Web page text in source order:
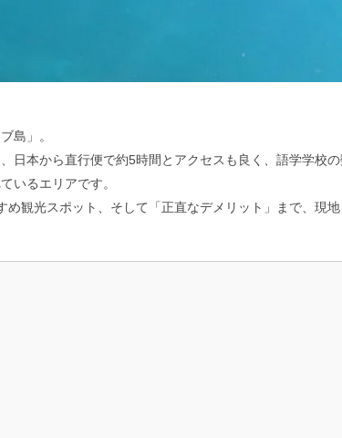
島」。
日本から直行便で約5時間とアクセスも良く、語学学校の
いるエリアです。
観光スポット、そして「正直なデメリット」まで、現地